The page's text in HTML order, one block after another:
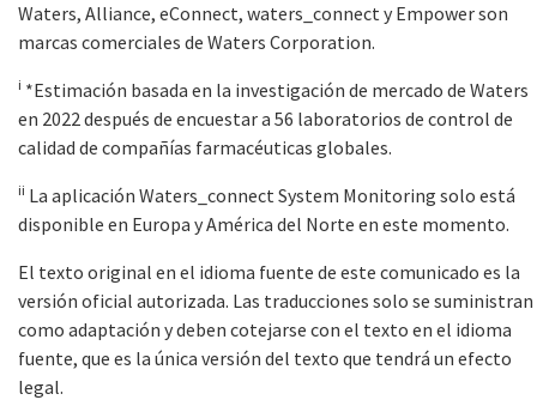
Waters, Alliance, eConnect, waters_connect y Empower son
marcas comerciales de Waters Corporation.
i *Estimación basada en la investigación de mercado de Waters
en 2022 después de encuestar a 56 laboratorios de control de
calidad de compañías farmacéuticas globales.
ii La aplicación Waters_connect System Monitoring solo está
disponible en Europa y América del Norte en este momento.
El texto original en el idioma fuente de este comunicado es la
versión oficial autorizada. Las traducciones solo se suministran
como adaptación y deben cotejarse con el texto en el idioma
fuente, que es la única versión del texto que tendrá un efecto
legal.